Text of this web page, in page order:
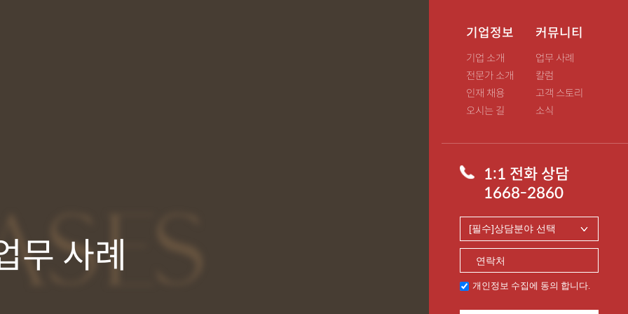
기업정보
기업 소개
전문가 소개
인재 채용
오시는 길
커뮤니티
업무 사례
칼럼
고객 스토리
소식
1:1 전화 상담
1668-2860
개인정보 수집에 동의 합니다.
무 사례